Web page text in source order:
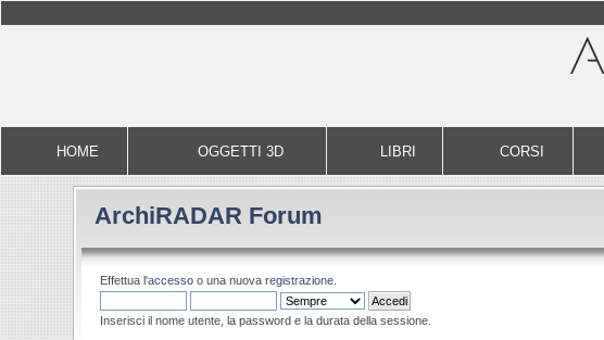
HOME OGGETTI 3D LIBRI CORSI
ArchiRADAR Forum
Effettua l'accesso o una nuovaregistrazione.
Inserisci il nome utente, la password e la durata della sessione.